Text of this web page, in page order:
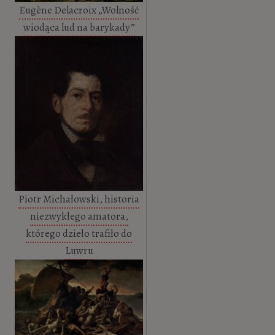
Eugène Delacroix „Wolność
wiodąca lud na barykady”
Piotr Michałowski, historia
niezwykłego amatora,
którego dzieło trafiło do
Luwru